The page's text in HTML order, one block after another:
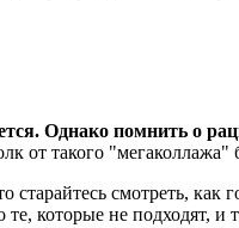
Однако помнить о
от такого "мегаколлажа"
старайтесь смотреть,
которые не подходят, и